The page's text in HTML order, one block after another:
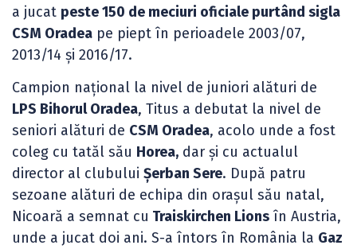
a jucat peste 150 de meciuri oficiale purtând sigla
CSM Oradea pe piept în perioadele 2003/07,
2013/14 și 2016/17.
Campion național la nivel de juniori alături de
LPS Bihorul Oradea, Titus a debutat la nivel de
seniori alături de CSM Oradea, acolo unde a fost
coleg cu tatăl său Horea, dar și cu actualul
director al clubului Șerban Sere. După patru
sezoane alături de echipa din orașul său natal,
Nicoară a semnat cu Traiskirchen Lions în Austria,
unde a jucat doi ani. S-a întors în România la Gaz